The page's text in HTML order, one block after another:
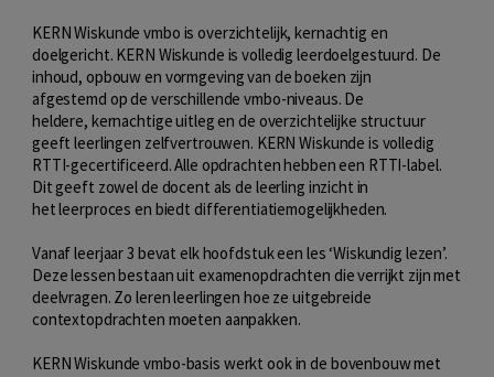
KERN Wiskunde vmbo is overzichtelijk, kernachtig en
doelgericht. KERN Wiskunde is volledig leerdoelgestuurd. De
inhoud, opbouw en vormgeving van de boeken zijn
afgestemd op de verschillende vmbo-niveaus. De
heldere, kernachtige uitleg en de overzichtelijke structuur
geeft leerlingen zelfvertrouwen. KERN Wiskunde is volledig
RTTI-gecertificeerd. Alle opdrachten hebben een RTTI-label.
Dit geeft zowel de docent als de leerling inzicht in
het leerproces en biedt differentiatiemogelijkheden.
Vanaf leerjaar 3 bevat elk hoofdstuk een les ‘Wiskundig lezen’.
Deze lessen bestaan uit examenopdrachten die verrijkt zijn met
deelvragen. Zo leren leerlingen hoe ze uitgebreide
contextopdrachten moeten aanpakken.
KERN Wiskunde vmbo-basis werkt ook in de bovenbouw met